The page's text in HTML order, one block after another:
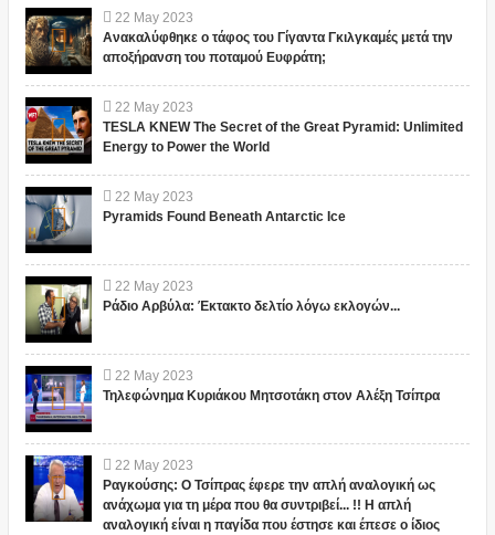
22 May 2023
Ανακαλύφθηκε ο τάφος του Γίγαντα Γκιλγκαμές μετά την
αποξήρανση του ποταμού Ευφράτη;
22 May 2023
TESLA KNEW The Secret of the Great Pyramid: Unlimited
Energy to Power the World
22 May 2023
Pyramids Found Beneath Antarctic Ice
22 May 2023
Ράδιο Αρβύλα: Έκτακτο δελτίο λόγω εκλογών...
22 May 2023
Τηλεφώνημα Κυριάκου Μητσοτάκη στον Αλέξη Τσίπρα
22 May 2023
Ραγκούσης: Ο Τσίπρας έφερε την απλή αναλογική ως
ανάχωμα για τη μέρα που θα συντριβεί... !! Η απλή
αναλογική είναι η παγίδα που έστησε και έπεσε ο ίδιος